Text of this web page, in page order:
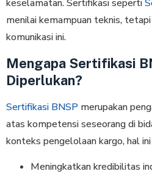
keselamatan. Sertifikasi seperti
menilai kemampuan teknis,
komunikasi ini.
Mengapa Sertifikasi
Diperlukan?
Sertifikasi BNSP merupakan
atas kompetensi seseorang di
konteks pengelolaan kargo, hal
Meningkatkan kredibilitas